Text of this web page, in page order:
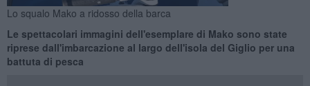
Lo squalo Mako a ridosso della barca
Le spettacolari immagini dell'esemplare di Mako sono state
riprese dall'imbarcazione al largo dell'isola del Giglio per una
battuta di pesca